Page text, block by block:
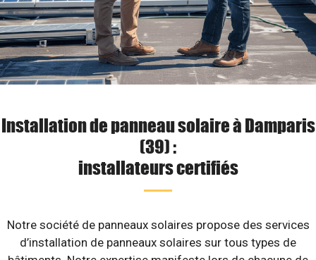
Installation de panneau solaire à Damparis
(39) :
installateurs certifiés
Notre société de panneaux solaires propose des services
d’installation de panneaux solaires sur tous types de